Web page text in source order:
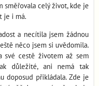
směřovala celý život, kde je
je i má.
a necítila jsem žádnou
něco jsem si uvědomila.
své cestě životem až sem
důležité, ani nemá tak
doposud přikládala. Zde je